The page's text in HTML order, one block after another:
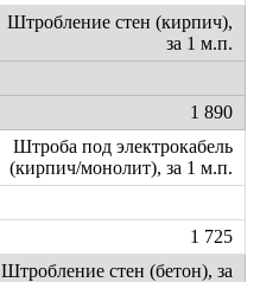
Штробление стен (кирпич),
за 1 м.п.
1 890
Штроба под электрокабель
(кирпич/монолит), за 1 м.п.
1 725
Штробление стен (бетон), за